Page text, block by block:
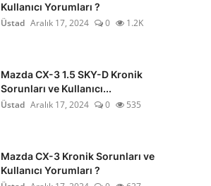
Kullanıcı Yorumları ?
Üstad Aralık 17, 2024 0 1.2K
Mazda CX-3 1.5 SKY-D Kronik
Sorunları ve Kullanıcı...
Üstad Aralık 17, 2024 0 535
Mazda CX-3 Kronik Sorunları ve
Kullanıcı Yorumları ?